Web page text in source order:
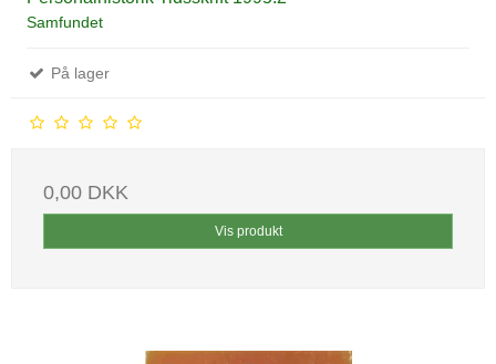
Samfundet
På lager
0,00 DKK
Vis produkt